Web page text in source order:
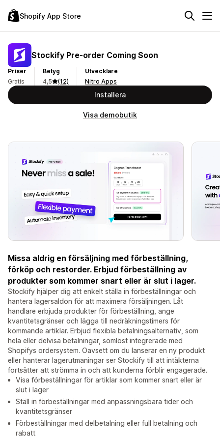
Shopify App Store
Stockify Pre‑order Coming Soon
Priser
Gratis
Betyg
4,5
(12)
Utvecklare
Nitro Apps
Installera
Visa demobutik
Missa aldrig en försäljning med förbeställning,
förköp och restorder. Erbjud förbeställning av
produkter som kommer snart eller är slut i lager.
Stockify hjälper dig att enkelt ställa in förbeställningar och
hantera lagersaldon för att maximera försäljningen. Låt
handlare erbjuda produkter för förbeställning, ange
kvantitetsgränser och lägga till nedräkningstimers för
kommande artiklar. Erbjud flexibla betalningsalternativ, som
hela eller delvisa betalningar, sömlöst integrerade med
Shopifys ordersystem. Oavsett om du lanserar en ny produkt
eller hanterar lagerutmaningar ser Stockify till att intäkterna
fortsätter att strömma in och att kunderna förblir engagerade.
Visa förbeställningar för artiklar som kommer snart eller är
slut i lager
Ställ in förbeställningar med anpassningsbara tider och
kvantitetsgränser
Förbeställningar med delbetalning eller full betalning och
rabatt